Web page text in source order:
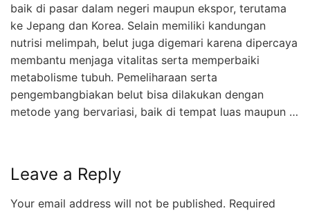
baik di pasar dalam negeri maupun ekspor, terutama
ke Jepang dan Korea. Selain memiliki kandungan
nutrisi melimpah, belut juga digemari karena dipercaya
membantu menjaga vitalitas serta memperbaiki
metabolisme tubuh. Pemeliharaan serta
pengembangbiakan belut bisa dilakukan dengan
metode yang bervariasi, baik di tempat luas maupun …
Leave a Reply
Your email address will not be published. Required